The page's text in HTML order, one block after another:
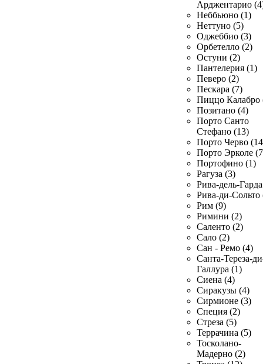
Арджентарио
Неббьюно (1)
Неттуно (5)
Оджеббио (3)
Орбетелло (2)
Остуни (2)
Пантелерия (1)
Певеро (2)
Пескара (7)
Пиццо Калабро
Позитано (4)
Порто Санто
Стефано (13)
Порто Черво
Порто Эрколе
Портофино (1)
Рагуза (3)
Рива-дель-
Рива-ди-Сольто
Рим (9)
Римини (2)
Саленто (2)
Сало (2)
Сан - Ремо (4)
Санта-Тереза-
Галлура (1)
Сиена (4)
Сиракузы (4)
Сирмионе (3)
Специя (2)
Стреза (5)
Террачина (5)
Тосколано-
Мадерно (2)